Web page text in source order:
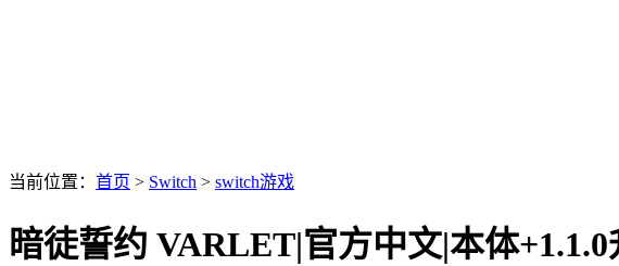
当前位置： 首页 > Switch > switch游戏
暗徒誓约 VARLET|官方中文|本体